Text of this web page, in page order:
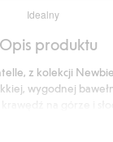
Idealny
Opis produktu
z kolekcji
wygodnej
Przyjemne